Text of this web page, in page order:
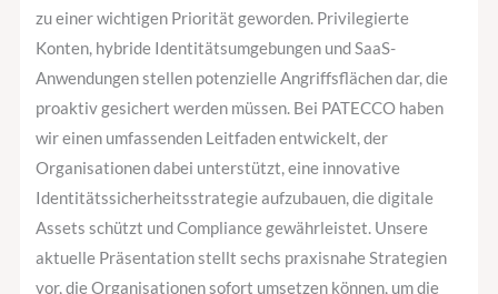
zu einer wichtigen Priorität geworden. Privilegierte
Konten, hybride Identitätsumgebungen und SaaS-
Anwendungen stellen potenzielle Angriffsflächen dar, die
proaktiv gesichert werden müssen. Bei PATECCO haben
wir einen umfassenden Leitfaden entwickelt, der
Organisationen dabei unterstützt, eine innovative
Identitätssicherheitsstrategie aufzubauen, die digitale
Assets schützt und Compliance gewährleistet. Unsere
aktuelle Präsentation stellt sechs praxisnahe Strategien
vor, die Organisationen sofort umsetzen können, um die